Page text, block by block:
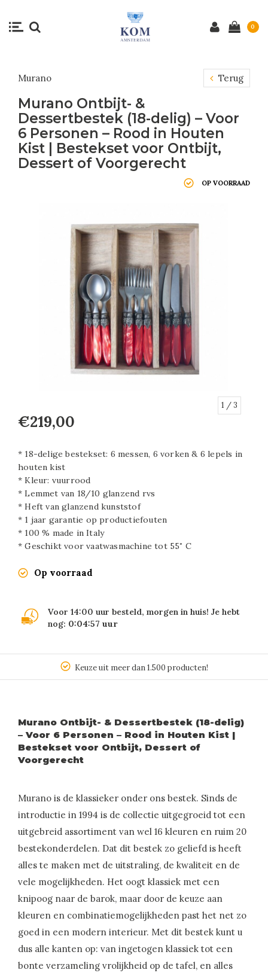
0
Murano Terug
Murano Ontbijt- &
Dessertbestek (18-delig) – Voor
6 Personen – Rood in Houten
Kist | Bestekset voor Ontbijt,
Dessert of Voorgerecht
OP VOORRAAD
1 / 3
€219,00
* 18-delige bestekset: 6 messen, 6 vorken & 6 lepels in
houten kist
* Kleur: vuurrood
* Lemmet van 18/10 glanzend rvs
* Heft van glanzend kunststof
* 1 jaar garantie op productiefouten
* 100 % made in Italy
* Geschikt voor vaatwasmachine tot 55˚ C
Op voorraad
Voor 14:00 uur besteld, morgen in huis! Je hebt
nog: 0:04:57 uur
Keuze uit meer dan 1.500 producten!
Murano Ontbijt- & Dessertbestek (18-delig)
– Voor 6 Personen – Rood in Houten Kist |
Bestekset voor Ontbijt, Dessert of
Voorgerecht
Murano is de klassieker onder ons bestek. Sinds de
introductie in 1994 is de collectie uitgegroeid tot een
uitgebreid assortiment van wel 16 kleuren en ruim 20
bestekonderdelen. Dat dit bestek zo geliefd is heeft
alles te maken met de uitstraling, de kwaliteit en de
vele mogelijkheden. Het oogt klassiek met een
knipoog naar de barok, maar door de keuze aan
kleuren en combinatiemogelijkheden past het net zo
goed in een modern interieur. Met dit bestek kunt u
dus alle kanten op: van ingetogen klassiek tot een
bonte verzameling vrolijkheid op de tafel, en alles